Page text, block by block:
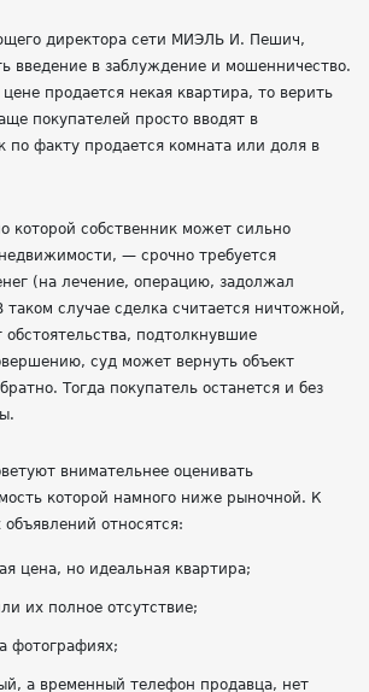
директора сети МИЭЛЬ И. Пешич,
введение в заблуждение и мошенничество.
продается некая квартира, то верить
покупателей просто вводят в
по факту продается комната или доля в
которой собственник может сильно
— срочно требуется
(на лечение, операцию, задолжал
случае сделка считается ничтожной,
обстоятельства, подтолкнувшие
суд может вернуть объект
Тогда покупатель останется и без
внимательнее оценивать
которой намного ниже рыночной. К
относятся:
цена, но идеальная квартира;
их полное отсутствие;
фотографиях;
а временный телефон продавца, нет